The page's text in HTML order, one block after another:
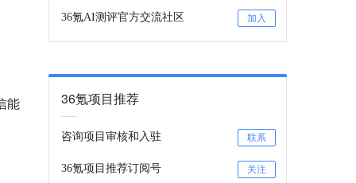
能
36氪AI测评官方交流社区 加入
36氪项目推荐
咨询项目审核和入驻 联系
36氪项目推荐订阅号 关注